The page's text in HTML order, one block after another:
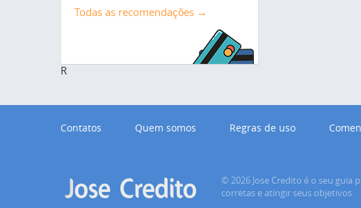
Todas as recomendações →
R
Contatos Quem somos Regras de uso
© 2026 Jose Credito é o seu guia
corretas e atingir seus objetivos